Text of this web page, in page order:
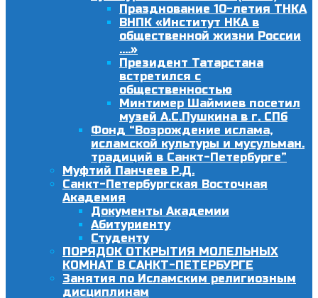
Празднование 10-летия ТНКА
ВНПК «Институт НКА в
общественной жизни России
….»
Президент Татарстана
встретился с
общественностью
Минтимер Шаймиев посетил
музей А.С.Пушкина в г. СПб
Фонд “Возрождение ислама,
исламской культуры и мусульман.
традиций в Санкт-Петербурге”
Муфтий Панчеев Р.Д.
Санкт-Петербургская Восточная
Академия
Документы Академии
Абитуриенту
Студенту
ПОРЯДОК ОТКРЫТИЯ МОЛЕЛЬНЫХ
КОМНАТ В САНКТ-ПЕТЕРБУРГЕ
Занятия по Исламским религиозным
дисциплинам